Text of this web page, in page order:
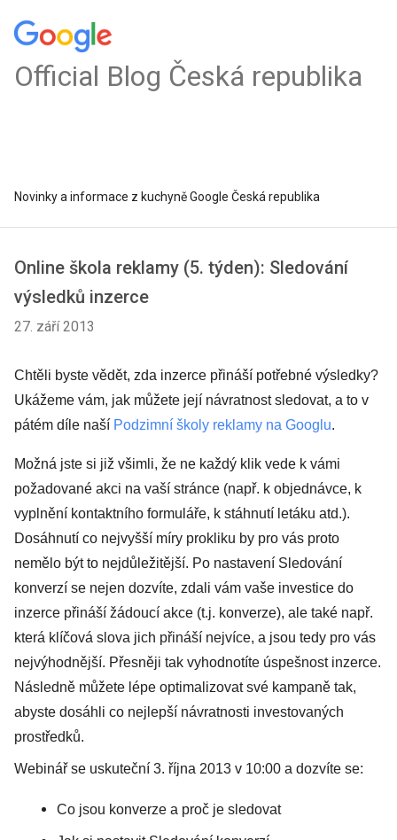
Official Blog Česká republika
Novinky a informace z kuchyně Google Česká republika
Online škola reklamy (5. týden): Sledování
výsledků inzerce
27. září 2013
Chtěli byste vědět, zda inzerce přináší potřebné výsledky?
Ukážeme vám, jak můžete její návratnost sledovat, a to v
pátém díle naší Podzimní školy reklamy na Googlu.
Možná jste si již všimli, že ne každý klik vede k vámi
požadované akci na vaší stránce (např. k objednávce, k
vyplnění kontaktního formuláře, k stáhnutí letáku atd.).
Dosáhnutí co nejvyšší míry prokliku by pro vás proto
nemělo být to nejdůležitější. Po nastavení Sledování
konverzí se nejen dozvíte, zdali vám vaše investice do
inzerce přináší žádoucí akce (t.j. konverze), ale také např.
která klíčová slova jich přináší nejvíce, a jsou tedy pro vás
nejvýhodnější. Přesněji tak vyhodnotíte úspešnost inzerce.
Následně můžete lépe optimalizovat své kampaně tak,
abyste dosáhli co nejlepší návratnosti investovaných
prostředků.
Webinář se uskuteční 3. října 2013 v 10:00 a dozvíte se:
Co jsou konverze a proč je sledovat